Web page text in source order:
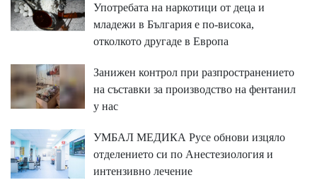
Употребата на наркотици от деца и
младежи в България е по-висока,
отколкото другаде в Европа
Занижен контрол при разпространението
на съставки за производство на фентанил
у нас
УМБАЛ МЕДИКА Русе обнови изцяло
отделението си по Анестезиология и
интензивно лечение